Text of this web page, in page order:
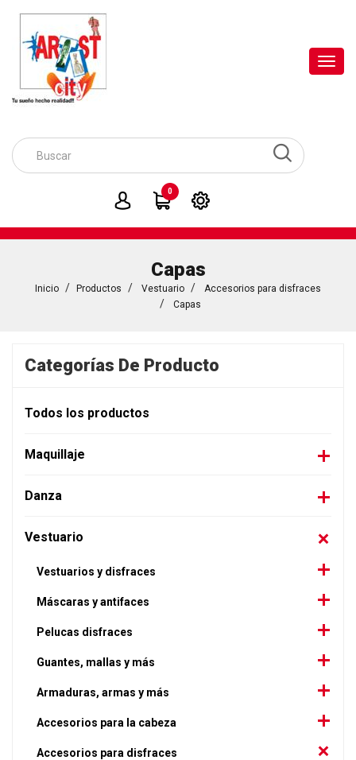
0
Capas
Inicio Productos Vestuario
Accesorios para disfraces
Capas
Categorías De Producto
Todos los productos
Maquillaje
Danza
Vestuario
Vestuarios y disfraces
Máscaras y antifaces
Pelucas disfraces
Guantes, mallas y más
Armaduras, armas y más
Accesorios para la cabeza
Accesorios para disfraces